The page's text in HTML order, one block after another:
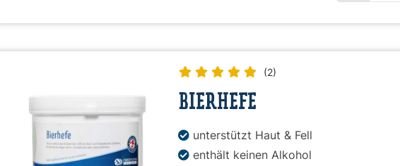
(2)
BIERHEFE
unterstützt Haut & Fell
enthält keinen Alkohol